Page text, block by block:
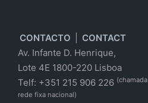
CONTACTO
CONTACT
Av. Infante D. Henrique,
Lote 4E 1800-220 Lisboa
Telf: +351 215 906 226 (chamada
rede fixa nacional)